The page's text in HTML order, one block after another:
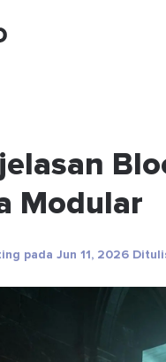
Modular
pada Jun 11, 2026